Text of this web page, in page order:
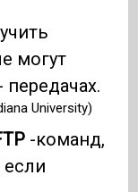
могут
передачах.
University)
-команд,